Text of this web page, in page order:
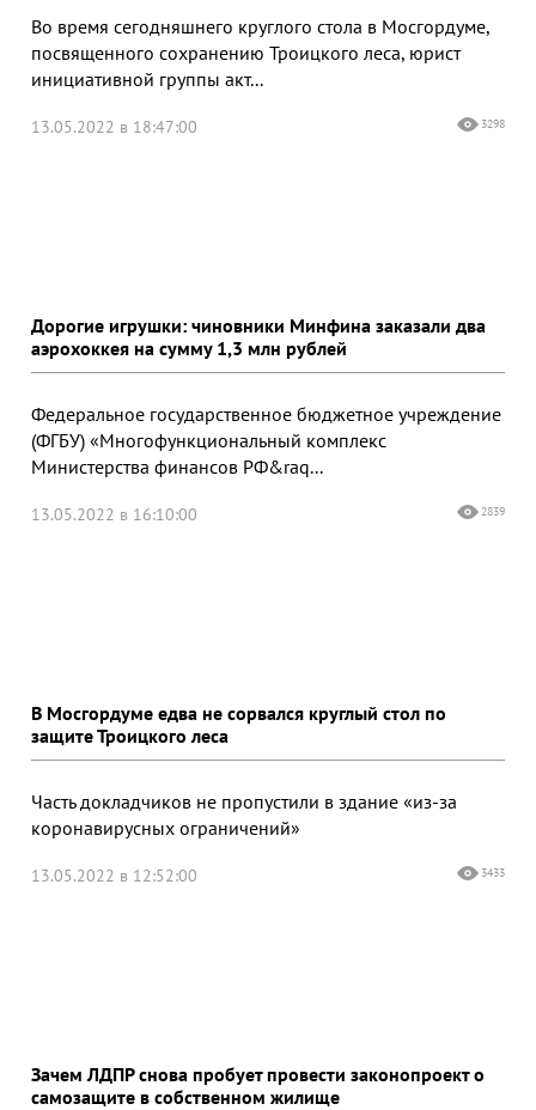
Во время сегодняшнего круглого стола в Мосгордуме,
посвященного сохранению Троицкого леса, юрист
инициативной группы акт...
13.05.2022 в 18:47:00 3298
Дорогие игрушки: чиновники Минфина заказали два
аэрохоккея на сумму 1,3 млн рублей
Федеральное государственное бюджетное учреждение
(ФГБУ) «Многофункциональный комплекс
Министерства финансов РФ&raq...
13.05.2022 в 16:10:00 2839
В Мосгордуме едва не сорвался круглый стол по
защите Троицкого леса
Часть докладчиков не пропустили в здание «из-за
коронавирусных ограничений»
13.05.2022 в 12:52:00 3433
Зачем ЛДПР снова пробует провести законопроект о
самозащите в собственном жилище